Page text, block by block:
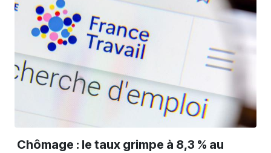
Chômage : le taux grimpe à 8,3 % au